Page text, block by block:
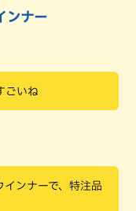
ンナー
ごいね
ンナーで、特注品